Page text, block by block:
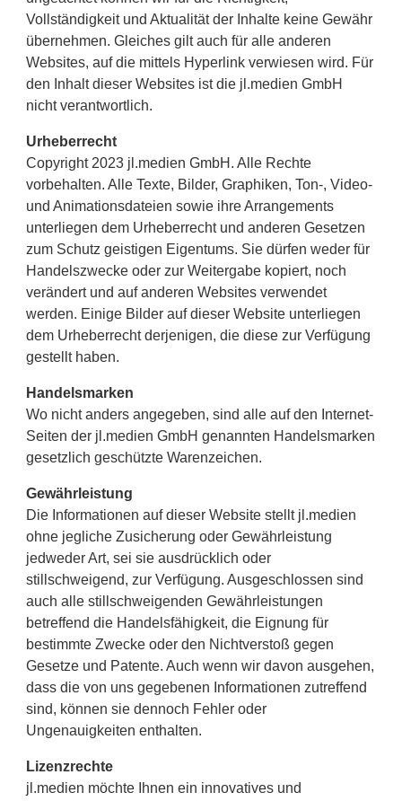
Vollständigkeit und Aktualität der Inhalte keine Gewähr
übernehmen. Gleiches gilt auch für alle anderen
Websites, auf die mittels Hyperlink verwiesen wird. Für
den Inhalt dieser Websites ist die jl.medien GmbH
nicht verantwortlich.
Urheberrecht
Copyright 2023 jl.medien GmbH. Alle Rechte
vorbehalten. Alle Texte, Bilder, Graphiken, Ton-, Video-
und Animationsdateien sowie ihre Arrangements
unterliegen dem Urheberrecht und anderen Gesetzen
zum Schutz geistigen Eigentums. Sie dürfen weder für
Handelszwecke oder zur Weitergabe kopiert, noch
verändert und auf anderen Websites verwendet
werden. Einige Bilder auf dieser Website unterliegen
dem Urheberrecht derjenigen, die diese zur Verfügung
gestellt haben.
Handelsmarken
Wo nicht anders angegeben, sind alle auf den Internet-
Seiten der jl.medien GmbH genannten Handelsmarken
gesetzlich geschützte Warenzeichen.
Gewährleistung
Die Informationen auf dieser Website stellt jl.medien
ohne jegliche Zusicherung oder Gewährleistung
jedweder Art, sei sie ausdrücklich oder
stillschweigend, zur Verfügung. Ausgeschlossen sind
auch alle stillschweigenden Gewährleistungen
betreffend die Handelsfähigkeit, die Eignung für
bestimmte Zwecke oder den Nichtverstoß gegen
Gesetze und Patente. Auch wenn wir davon ausgehen,
dass die von uns gegebenen Informationen zutreffend
sind, können sie dennoch Fehler oder
Ungenauigkeiten enthalten.
Lizenzrechte
jl.medien möchte Ihnen ein innovatives und